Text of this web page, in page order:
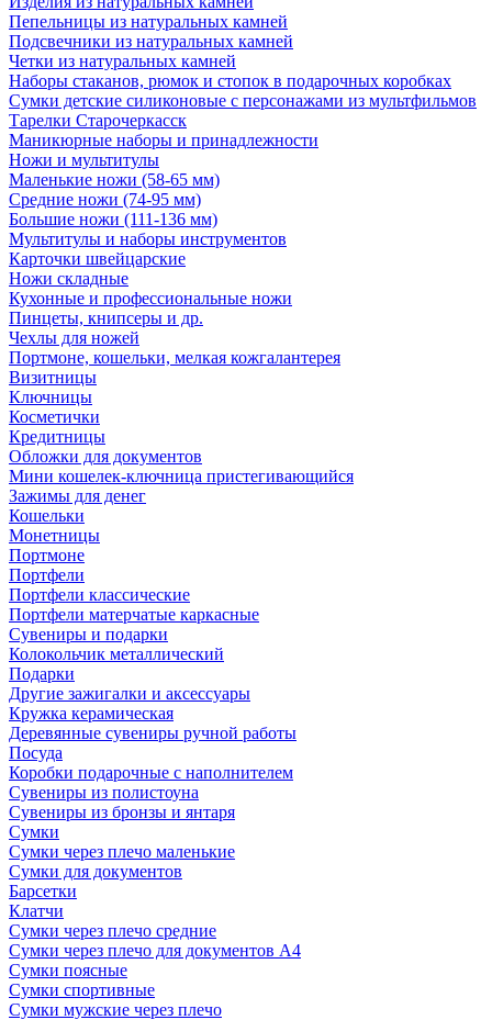
Пепельницы из натуральных камней
Подсвечники из натуральных камней
Четки из натуральных камней
Наборы стаканов, рюмок и стопок в подарочных коробках
Сумки детские силиконовые с персонажами из мультфильмов
Тарелки Старочеркасск
Маникюрные наборы и принадлежности
Ножи и мультитулы
Маленькие ножи (58-65 мм)
Средние ножи (74-95 мм)
Большие ножи (111-136 мм)
Мультитулы и наборы инструментов
Карточки швейцарские
Ножи складные
Кухонные и профессиональные ножи
Пинцеты, книпсеры и др.
Чехлы для ножей
Портмоне, кошельки, мелкая кожгалантерея
Визитницы
Ключницы
Косметички
Кредитницы
Обложки для документов
Мини кошелек-ключница пристегивающийся
Зажимы для денег
Кошельки
Монетницы
Портмоне
Портфели
Портфели классические
Портфели матерчатые каркасные
Сувениры и подарки
Колокольчик металлический
Подарки
Другие зажигалки и аксессуары
Кружка керамическая
Деревянные сувениры ручной работы
Посуда
Коробки подарочные с наполнителем
Сувениры из полистоуна
Сувениры из бронзы и янтаря
Сумки
Сумки через плечо маленькие
Сумки для документов
Барсетки
Клатчи
Сумки через плечо средние
Сумки через плечо для документов А4
Сумки поясные
Сумки спортивные
Сумки мужские через плечо